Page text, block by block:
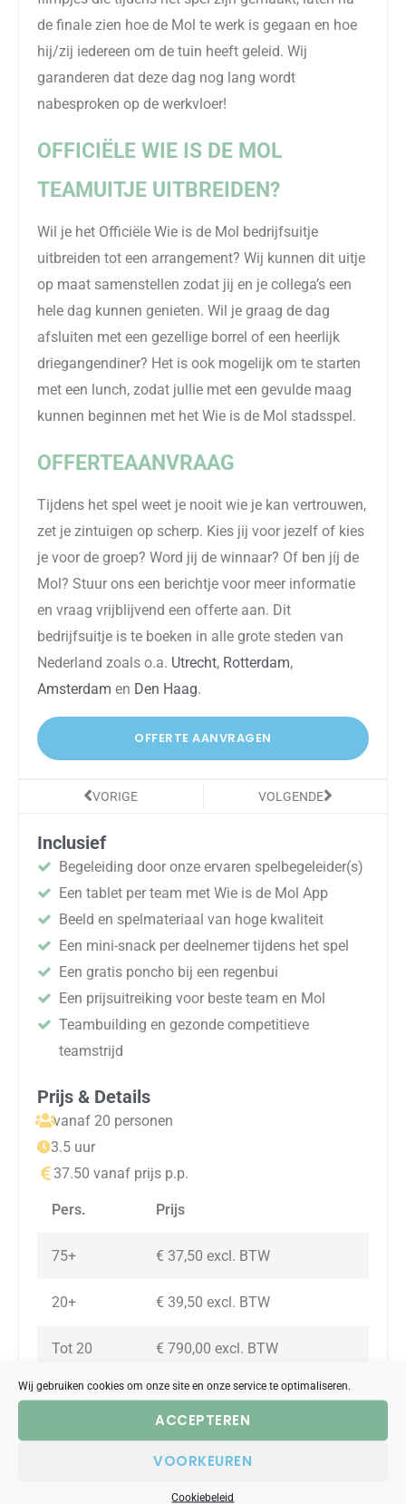
Wij gebruiken cookies om onze site en onze service te optimaliseren.
ACCEPTEREN
VOORKEUREN
Cookiebeleid
de finale zien hoe de Mol te werk is gegaan en hoe
hij/zij iedereen om de tuin heeft geleid. Wij
garanderen dat deze dag nog lang wordt
nabesproken op de werkvloer!
OFFICIËLE WIE IS DE MOL
TEAMUITJE UITBREIDEN?
Wil je het Officiële Wie is de Mol bedrijfsuitje
uitbreiden tot een arrangement? Wij kunnen dit uitje
op maat samenstellen zodat jij en je collega’s een
hele dag kunnen genieten. Wil je graag de dag
afsluiten met een gezellige borrel of een heerlijk
driegangendiner? Het is ook mogelijk om te starten
met een lunch, zodat jullie met een gevulde maag
kunnen beginnen met het Wie is de Mol stadsspel.
OFFERTEAANVRAAG
Tijdens het spel weet je nooit wie je kan vertrouwen,
zet je zintuigen op scherp. Kies jij voor jezelf of kies
je voor de groep? Word jij de winnaar? Of ben jíj de
Mol? Stuur ons een berichtje voor meer informatie
en vraag vrijblijvend een offerte aan. Dit
bedrijfsuitje is te boeken in alle grote steden van
Nederland zoals o.a. Utrecht, Rotterdam,
Amsterdam en Den Haag.
OFFERTE AANVRAGEN
Vorige
VORIGE VOLGENDEVolgende
Inclusief
Begeleiding door onze ervaren spelbegeleider(s)
Een tablet per team met Wie is de Mol App
Beeld en spelmateriaal van hoge kwaliteit
Een mini-snack per deelnemer tijdens het spel
Een gratis poncho bij een regenbui
Een prijsuitreiking voor beste team en Mol
Teambuilding en gezonde competitieve
teamstrijd
Prijs & Details
vanaf 20 personen
3.5 uur
37.50 vanaf prijs p.p.
Pers. Prijs
75+ € 37,50 excl. BTW
20+ € 39,50 excl. BTW
Tot 20 € 790,00 excl. BTW
Exclusief: eventuele locatiehuur (privéruimte) en